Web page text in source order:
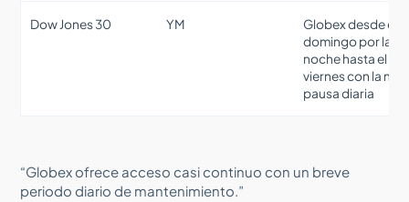
Dow Jones 30 YM
Globex desde el
domingo por la
noche hasta el
viernes con la
pausa diaria
“Globex ofrece acceso casi continuo con un breve
periodo diario de mantenimiento.”